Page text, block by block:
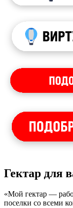
Гектар для
«Мой гектар —
поселки со всеми